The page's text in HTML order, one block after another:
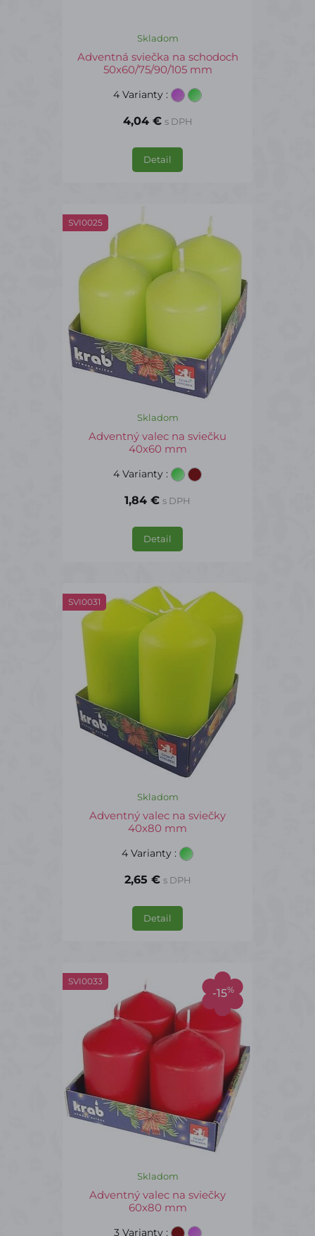
Skladom
Adventná sviečka na schodoch
50x60/75/90/105 mm
4 Varianty :
4,04 € s DPH
Detail
SVI0025
Skladom
Adventný valec na sviečku
40x60 mm
4 Varianty :
1,84 € s DPH
Detail
SVI0031
Skladom
Adventný valec na sviečky
40x80 mm
4 Varianty :
2,65 € s DPH
Detail
-15%
SVI0033
Skladom
Adventný valec na sviečky
60x80 mm
3 Varianty :